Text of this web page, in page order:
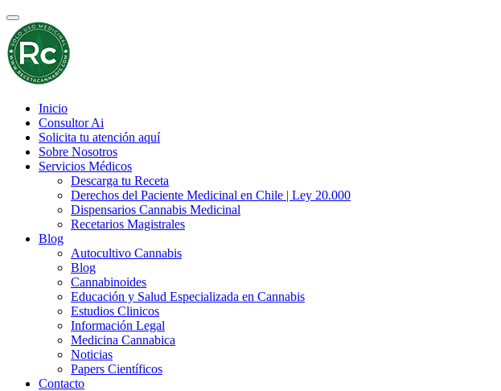
Inicio
Consultor Ai
Solicita tu atención aquí
Sobre Nosotros
Servicios Médicos
Descarga tu Receta
Derechos del Paciente Medicinal en Chile | Ley 20.000
Dispensarios Cannabis Medicinal
Recetarios Magistrales
Blog
Autocultivo Cannabis
Blog
Cannabinoides
Educación y Salud Especializada en Cannabis
Estudios Clinicos
Información Legal
Medicina Cannabica
Noticias
Papers Científicos
Contacto